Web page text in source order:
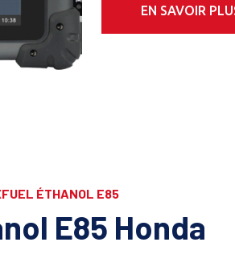
EN SAVOIR
ÉTHANOL E85
E85 Honda